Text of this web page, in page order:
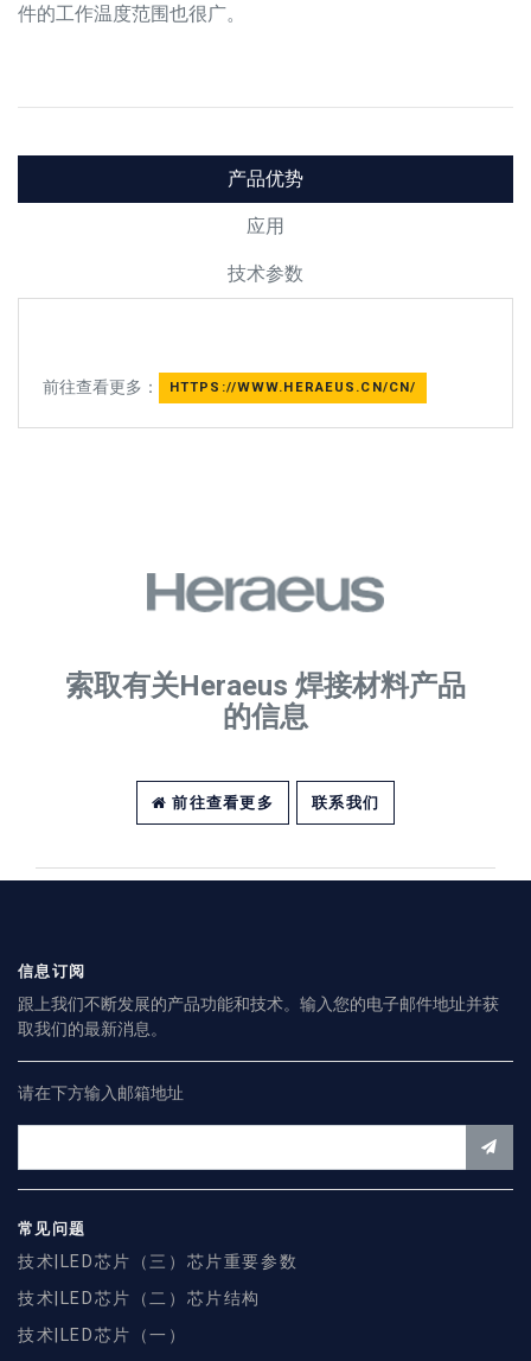
件的工作温度范围也很广。
产品优势
应用
技术参数
前往查看更多： HTTPS://WWW.HERAEUS.CN/CN/
索取有关Heraeus 焊接材料产品
的信息
前往查看更多 联系我们
信息订阅
跟上我们不断发展的产品功能和技术。输入您的电子邮件地址并获
取我们的最新消息。
请在下方输入邮箱地址
常见问题
技术|LED芯片（三）芯片重要参数
技术|LED芯片（二）芯片结构
技术|LED芯片（一）